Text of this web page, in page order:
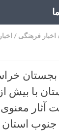
اخبار فرهنگی /
آثار
جنوب